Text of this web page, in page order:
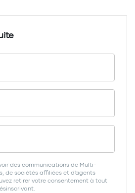
des communications de Multi-
de sociétés affiliées et d'agents
retirer votre consentement à tout